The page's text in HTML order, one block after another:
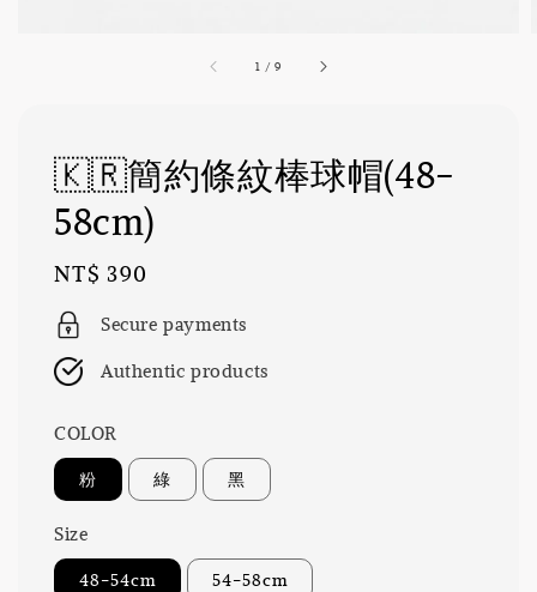
1 /9
🇰🇷簡約條紋棒球帽(48-
58cm)
Regular
price
NT$ 390
Secure payments
Authentic products
COLOR
粉 綠 黑
Size
48-54cm 54-58cm